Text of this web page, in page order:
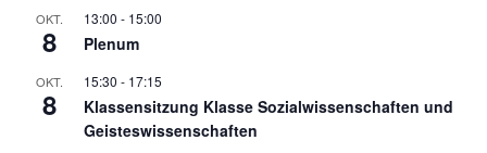
OKT.
8
13:00 - 15:00
Plenum
OKT.
8
15:30 - 17:15
Klassensitzung Klasse Sozialwissenschaften und
Geisteswissenschaften